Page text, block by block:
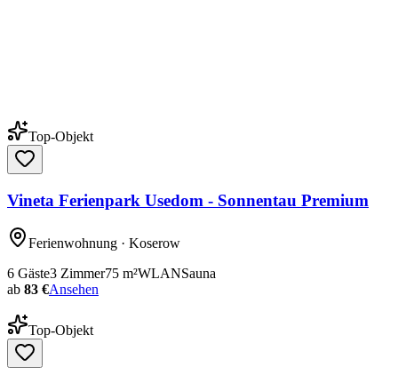
Top-Objekt
Vineta Ferienpark Usedom - Sonnentau Premium
Ferienwohnung · Koserow
6 Gäste3 Zimmer75 m²WLANSauna
ab 83 €Ansehen
Top-Objekt